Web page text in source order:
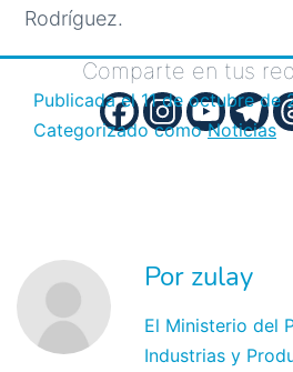
Rodríguez.
Comparte en tus
Publicada el 11 de octubre de
Categorizado comoNoticias
Por zulay
El Ministerio del
Industrias y